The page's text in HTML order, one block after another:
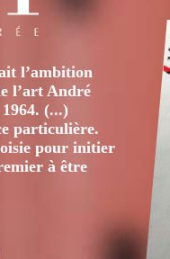
l’ambition
l’art André
(...)
particulière.
pour initier
à être